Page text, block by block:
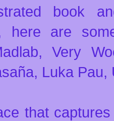
book
here are
Very
Luka Pau,
that